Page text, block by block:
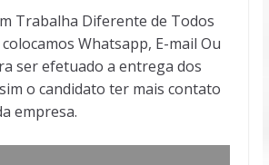
Trabalha Diferente de Todos
Whatsapp, E-mail Ou
ser efetuado a entrega dos
o candidato ter mais contato
empresa.